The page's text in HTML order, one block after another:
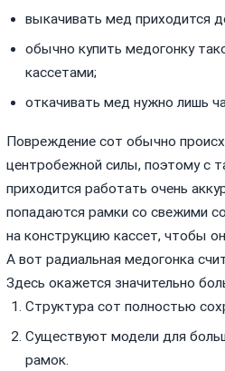
выкачивать мед приходится
обычно купить медогонку
кассетами;
откачивать мед нужно лишь
Повреждение сот обычно
центробежной силы, поэтому с
приходится работать очень
попадаются рамки со свежими
на конструкцию кассет, чтобы
А вот радиальная медогонка
Здесь окажется значительно
Структура сот полностью
Существуют модели для
рамок.